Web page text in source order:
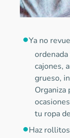
Ya no
cajones,
grueso,
Organiza
tu ropa
Haz